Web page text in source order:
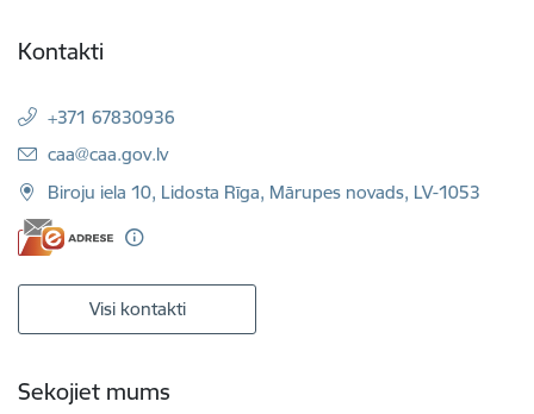
Kontakti
+371 67830936
E-pasts:
caa@caa.gov.lv
Biroju iela 10, Lidosta Rīga, Mārupes novads, LV-1053
Visi kontakti
Sekojiet mums